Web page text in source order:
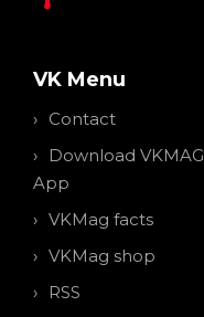
VK Menu
Contact
Download VKMAG
App
VKMag facts
VKMag shop
RSS